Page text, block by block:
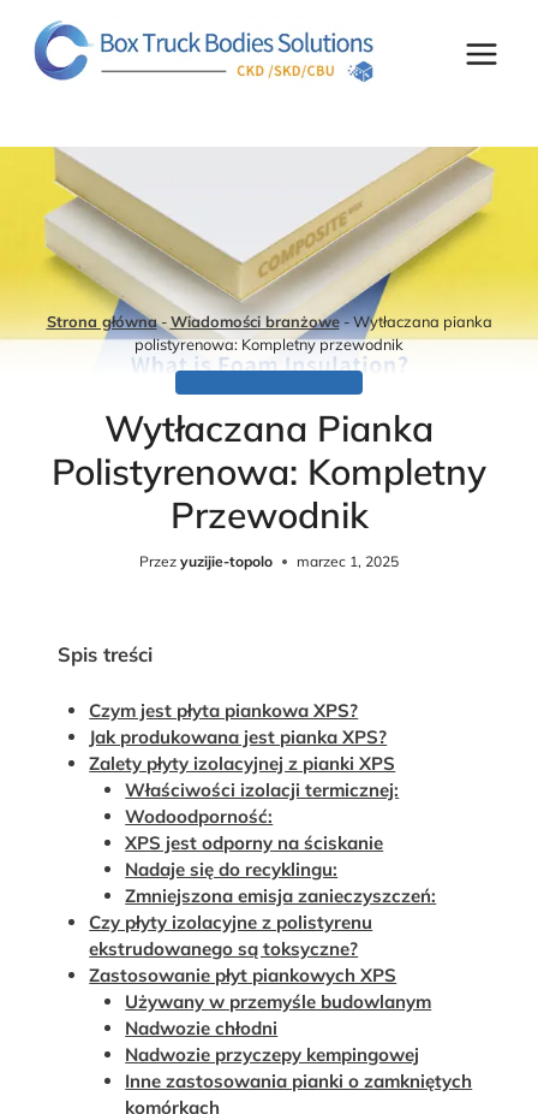
treści
Strona główna-Wiadomości branżowe-Wytłaczana pianka
polistyrenowa: Kompletny przewodnik
Wytłaczana Pianka
Polistyrenowa: Kompletny
Przewodnik
Przez yuzijie-topolo marzec 1, 2025
Spis treści
Czym jest płyta piankowa XPS?
Jak produkowana jest pianka XPS?
Zalety płyty izolacyjnej z pianki XPS
Właściwości izolacji termicznej:
Wodoodporność:
XPS jest odporny na ściskanie
Nadaje się do recyklingu:
Zmniejszona emisja zanieczyszczeń:
Czy płyty izolacyjne z polistyrenu
ekstrudowanego są toksyczne?
Zastosowanie płyt piankowych XPS
Używany w przemyśle budowlanym
Nadwozie chłodni
Nadwozie przyczepy kempingowej
Inne zastosowania pianki o zamkniętych
komórkach